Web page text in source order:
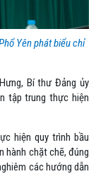
Yên phát biểu chỉ
Bí thư Đảng ủy
tập trung thực hiện
hiện quy trình bầu
hành chặt chẽ, đúng
các hướng dẫn